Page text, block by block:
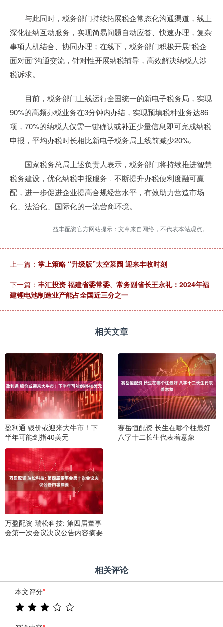
与此同时，税务部门持续拓展税企常态化沟通渠道，线上
深化征纳互动服务，实现简易问题自动应答、快速办理，复杂
事项人机结合、协同办理；在线下，税务部门积极开展“税企
面对面”沟通交流，针对性开展纳税辅导，高效解决纳税人涉
税诉求。
目前，税务部门上线运行全国统一的新电子税务局，实现
90%的高频办税业务在3分钟内办结，实现预填税种业务达86
项，70%的纳税人仅需一键确认或补正少量信息即可完成纳税
申报，平均办税时长相比新电子税务局上线前减少20%。
国家税务总局上述负责人表示，税务部门将持续推进智慧
税务建设，优化纳税申报服务，不断提升办税便利度融可赢
配，进一步促进企业提高合规经营水平，有效助力营造市场
化、法治化、国际化的一流营商环境。
益丰配资官方网站提示：文章来自网络，不代表本站观点。
上一篇： 掌上策略 “升级版”太空菜园 迎来丰收时刻
下一篇： 丰汇投资 福建省委常委、常务副省长王永礼：2024年福
建锂电池制造业产能占全国近三分之一
相关文章
盈利通 银价或迎来大牛市！下
半年可能剑指40美元
赛岳恒配资 长生在哪个柱最好
八字十二长生代表着意象
万盈配资 瑞松科技: 第四届董事
会第一次会议决议公告内容摘要
相关评论
本文评分*